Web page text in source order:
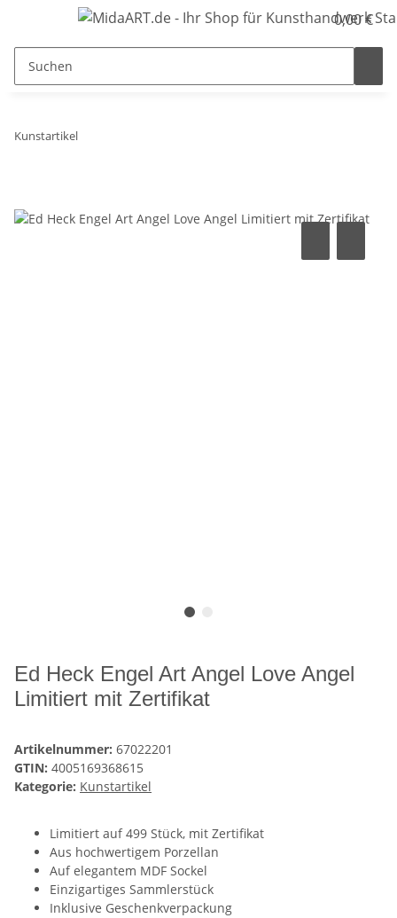
0,00 €
Kunstartikel
Ed Heck Engel Art Angel Love Angel
Limitiert mit Zertifikat
Artikelnummer: 67022201
GTIN: 4005169368615
Kategorie: Kunstartikel
Limitiert auf 499 Stück, mit Zertifikat
Aus hochwertigem Porzellan
Auf elegantem MDF Sockel
Einzigartiges Sammlerstück
Inklusive Geschenkverpackung